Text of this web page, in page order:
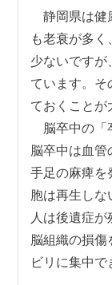
静岡県は健
も老衰が多く
少ないですが
ています。そ
ておくことが
脳卒中の「
脳卒中は血管
手足の麻痺を
胞は再生しな
人は後遺症が
脳組織の損
ビリに集中で